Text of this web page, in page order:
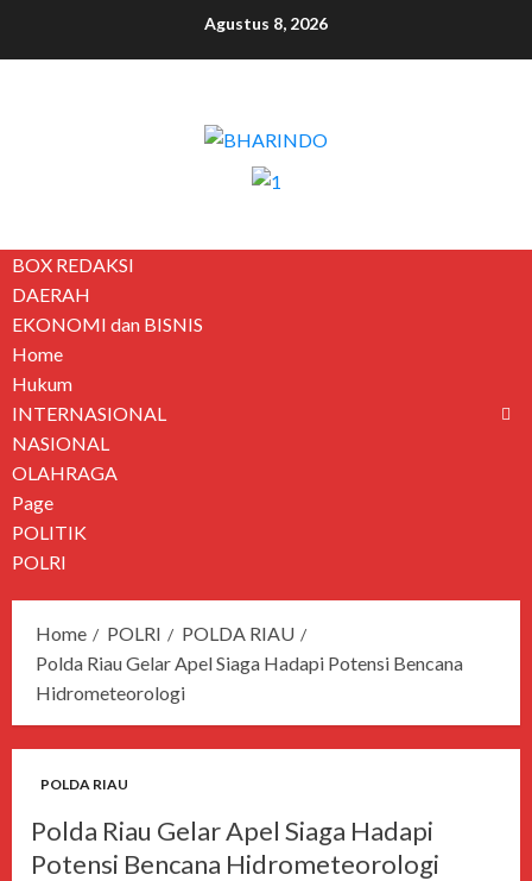
Agustus 8, 2026
BOX REDAKSI
DAERAH
EKONOMI dan BISNIS
Home
Hukum
INTERNASIONAL
NASIONAL
OLAHRAGA
Page
POLITIK
POLRI
Home POLRI
POLDA RIAU
Polda Riau Gelar Apel Siaga Hadapi Potensi Bencana
Hidrometeorologi
POLDA RIAU
Polda Riau Gelar Apel Siaga Hadapi
Potensi Bencana Hidrometeorologi